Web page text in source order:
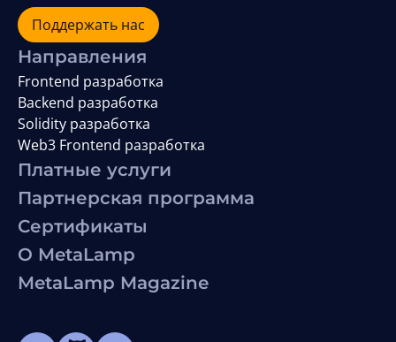
Поддержать нас
Направления
Frontend разработка
Backend разработка
Solidity разработка
Web3 Frontend разработка
Платные услуги
Партнерская программа
Сертификаты
О MetaLamp
MetaLamp Magazine